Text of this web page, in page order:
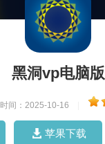
黑洞vp电脑版
时间：2025-10-16
苹果下载